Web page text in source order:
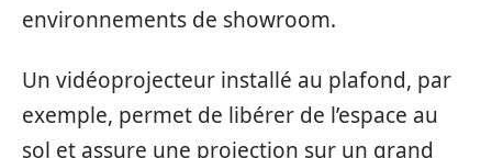
environnements de showroom.
Un vidéoprojecteur installé au plafond, par
exemple, permet de libérer de l’espace au
sol et assure une projection sur un grand